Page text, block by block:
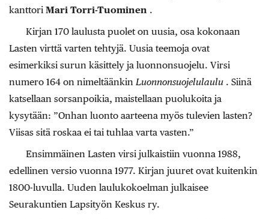
kanttori Mari Torri-Tuominen .
Kirjan 170 laulusta puolet on uusia, osa kokonaan
Lasten virttä varten tehtyjä. Uusia teemoja ovat
esimerkiksi surun käsittely ja luonnonsuojelu. Virsi
numero 164 on nimeltäänkin Luonnonsuojelulaulu . Siinä
katsellaan sorsanpoikia, maistellaan puolukoita ja
kysytään: ”Onhan luonto aarteena myös tulevien lasten?
Viisas sitä roskaa ei tai tuhlaa varta vasten.”
Ensimmäinen Lasten virsi julkaistiin vuonna 1988,
edellinen versio vuonna 1977. Kirjan juuret ovat kuitenkin
1800-luvulla. Uuden laulukokoelman julkaisee
Seurakuntien Lapsityön Keskus ry.